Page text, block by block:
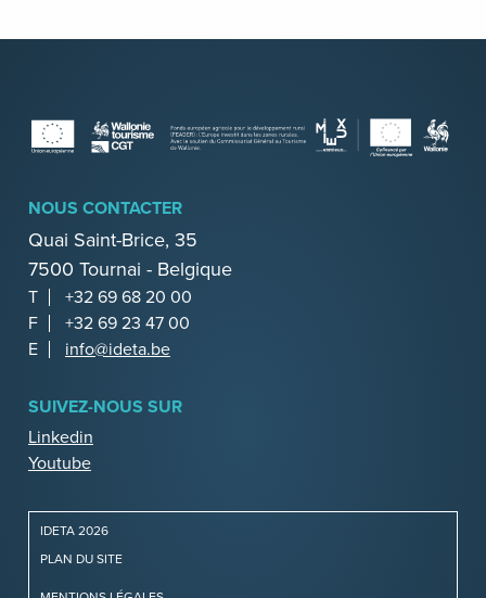
NOUS CONTACTER
Quai Saint-Brice, 35
7500 Tournai - Belgique
T
+32 69 68 20 00
F
+32 69 23 47 00
E
info@ideta.be
SUIVEZ-NOUS SUR
Linkedin
Youtube
IDETA 2026
PLAN DU SITE